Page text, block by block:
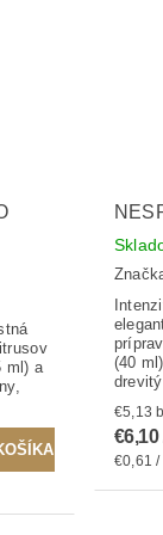
ml) a
(40
drevitý
€6,10
€0,61 /